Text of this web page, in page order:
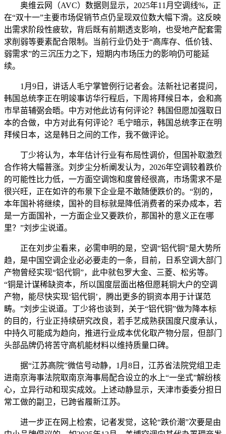
奥维云网（AVC）数据则显示，2025年11月空调线%，正
在“双十一”主要市场促销节点仍呈现双位数大幅下滑。这反映
出需求阶段性疲软，背后既有前期透支影响，也受地产配套需
求削弱等要素配合限制。当前行业仍处于“高库存、低价钱、
弱需求”的三沉压力之下，短期内市场压力的影响仍可能延
续。
1月9日，讲话人毛宁掌管例行记者会。法新社记者提问，
韩国总统李正在明竣事访华行程后，下周将拜候日本，会和高
市早苗辅弼会晤。中方对他此访有何评论？韩国但愿加强取日
本的合做，中方对此有何评论？毛宁暗示，韩国总统李正在明
拜候日本，这是韩日之间的工作，我不做评论。
丁少将认为，本年估计行业有布局性调价，但国补取激烈
合作将大幅普涨。刘步尘分析阐发认为，2026年空调较着跌价
的可能性比力低，一方面空调饱和度曾经很高，市场需求不是
很兴旺，正在如许的布景下企业是不敢随便跌价的。“别的，
本年国补将继续，国补的目标就是降低消费者的采办成本，若
是一方面国补，一方面企业又要跌价，那国补的意义正在哪
里？”刘步尘说道。
正在刘步尘看来，必需申明的是，空调“铝代铜”是大势所
趋，是中国空调企业必必要走的一条，目前，日系空调大部门
产物曾经实现“铝代铜”，此中就包罗大金、三菱、松劣等。
“铜是计谋稀缺资本，所以国度层面出格但愿耗铜大户的空调
产物，能尽快实现‘铝代铜’，腾出更多的铜资本用于计谋范
畴。”刘步尘说道。丁少将也谈到，关于“铝代铜”做为降本标
的目的，行业正持续研究改良，若手艺成熟获国度尺度承认，
中持久可能成为趋向，推进行业成本优化取产物分层，但部门
头部品牌仍将苦守高机能材料以维持质量口碑。
据“江苏高院”微信号动静，1月8日，江苏省法院党组卫走
进南京海事法院取南京海事局配合设立的水上“一坐式”解纷核
心，立异行动和现实成效。上述动静显示，天津市委委分担日
常工做的副卫，已跨省履新江苏。
进一步正在网上检索，记者发觉，这轮“跌价潮”次要是由